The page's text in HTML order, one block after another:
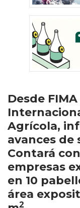
Desde
Agrícola,
avances de
Contará
empresas
en 10
área
2